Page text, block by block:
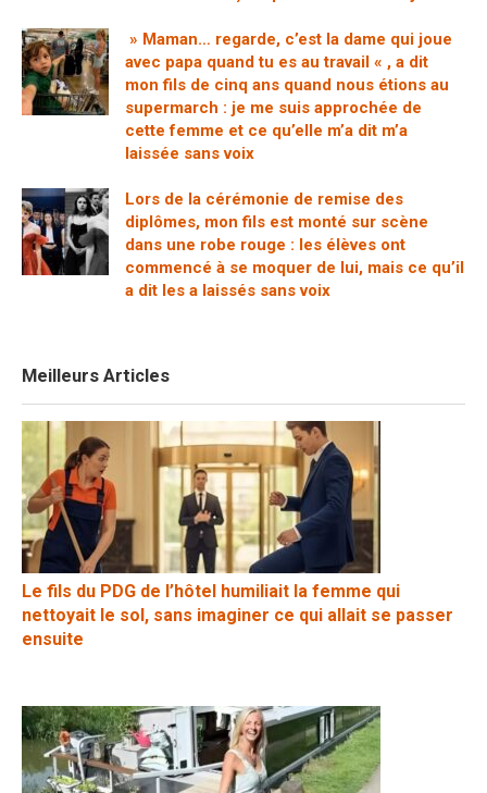
» Maman… regarde, c’est la dame qui joue
avec papa quand tu es au travail « , a dit
mon fils de cinq ans quand nous étions au
supermarch : je me suis approchée de
cette femme et ce qu’elle m’a dit m’a
laissée sans voix
Lors de la cérémonie de remise des
diplômes, mon fils est monté sur scène
dans une robe rouge : les élèves ont
commencé à se moquer de lui, mais ce qu’il
a dit les a laissés sans voix
Meilleurs Articles
Le fils du PDG de l’hôtel humiliait la femme qui
nettoyait le sol, sans imaginer ce qui allait se passer
ensuite